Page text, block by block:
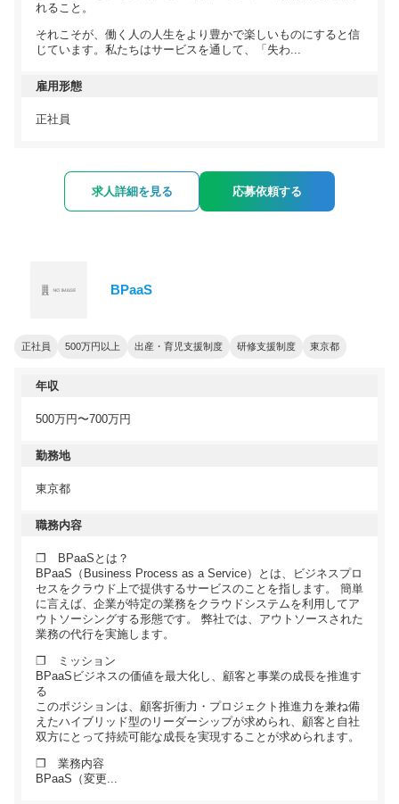
れること。
それこそが、働く人の人生をより豊かで楽しいものにすると信
じています。私たちはサービスを通して、「失わ...
雇用形態
正社員
求人詳細を見る 応募依頼する
BPaaS
正社員 500万円以上 出産・育児支援制度 研修支援制度 東京都
年収
500万円〜700万円
勤務地
東京都
職務内容
❐ BPaaSとは？
BPaaS（Business Process as a Service）とは、ビジネスプロ
セスをクラウド上で提供するサービスのことを指します。 簡単
に言えば、企業が特定の業務をクラウドシステムを利用してア
ウトソーシングする形態です。 弊社では、アウトソースされた
業務の代行を実施します。
❐ ミッション
BPaaSビジネスの価値を最大化し、顧客と事業の成長を推進す
る
このポジションは、顧客折衝力・プロジェクト推進力を兼ね備
えたハイブリッド型のリーダーシップが求められ、顧客と自社
双方にとって持続可能な成長を実現することが求められます。
❐ 業務内容
BPaaS（変更...